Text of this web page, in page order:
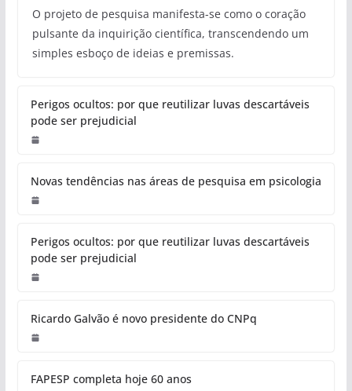
O projeto de pesquisa manifesta-se como o coração
pulsante da inquirição científica, transcendendo um
simples esboço de ideias e premissas.
Perigos ocultos: por que reutilizar luvas descartáveis
pode ser prejudicial
Novas tendências nas áreas de pesquisa em psicologia
Perigos ocultos: por que reutilizar luvas descartáveis
pode ser prejudicial
Ricardo Galvão é novo presidente do CNPq
FAPESP completa hoje 60 anos